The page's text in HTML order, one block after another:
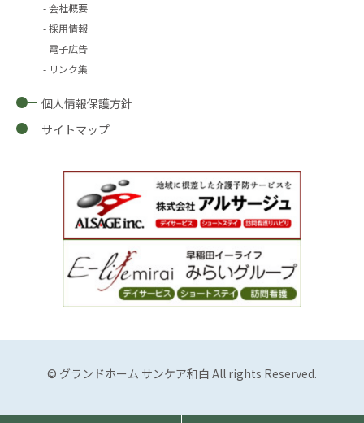
会社概要
採用情報
電子広告
リンク集
個人情報保護方針
サイトマップ
© グランドホーム サンケア和白 All rights Reserved.